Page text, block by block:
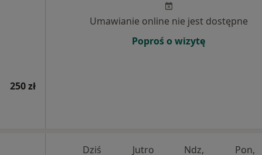
250 zł
Umawianie online nie jest dostępne
Poproś o wizytę
Dziś Jutro Ndz, Pon,